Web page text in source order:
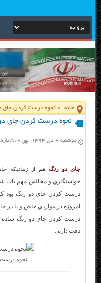
خانه »نحوه درست کردن چای
نحوه درست کردن چای
دوشنبه ۷ دی ۱۳۹۴ 507 بازدید
چاي دو رنگ هم از زمانيکه
خواستگاري و مجالس مهم باب شد
درست کردن چاي دو رنگ بود
امروزه در مواردي خاص و يا در
درست کردن چاي دو رنگ ساده
دقت داره :
نحوه